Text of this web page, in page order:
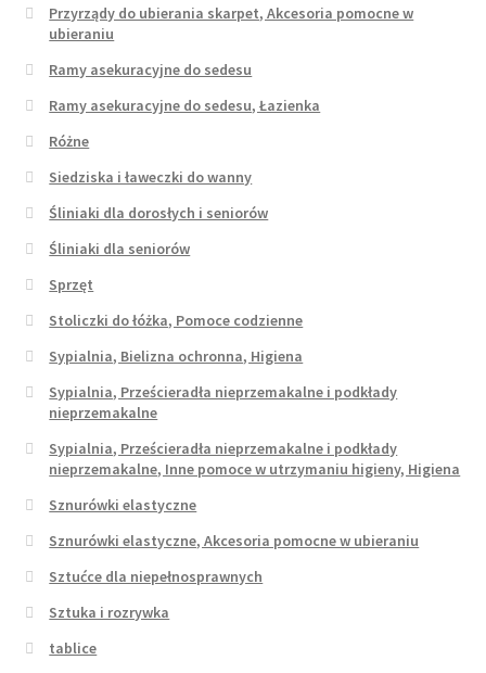
Przyrządy do ubierania skarpet, Akcesoria pomocne w
ubieraniu
Ramy asekuracyjne do sedesu
Ramy asekuracyjne do sedesu, Łazienka
Różne
Siedziska i ławeczki do wanny
Śliniaki dla dorosłych i seniorów
Śliniaki dla seniorów
Sprzęt
Stoliczki do łóżka, Pomoce codzienne
Sypialnia, Bielizna ochronna, Higiena
Sypialnia, Prześcieradła nieprzemakalne i podkłady
nieprzemakalne
Sypialnia, Prześcieradła nieprzemakalne i podkłady
nieprzemakalne, Inne pomoce w utrzymaniu higieny, Higiena
Sznurówki elastyczne
Sznurówki elastyczne, Akcesoria pomocne w ubieraniu
Sztućce dla niepełnosprawnych
Sztuka i rozrywka
tablice